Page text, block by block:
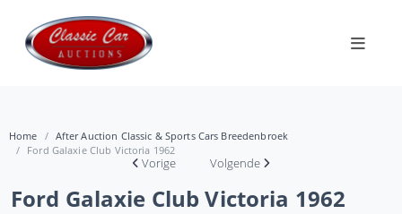
Home
After Auction Classic & Sports Cars Breedenbroek
Ford Galaxie Club Victoria 1962
Vorige Volgende
Ford Galaxie Club Victoria 1962